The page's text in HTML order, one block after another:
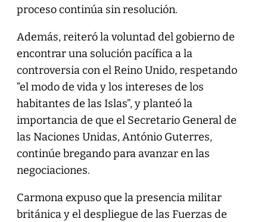
proceso continúa sin resolución.
Además, reiteró la voluntad del gobierno de
encontrar una solución pacífica a la
controversia con el Reino Unido, respetando
“el modo de vida y los intereses de los
habitantes de las Islas”, y planteó la
importancia de que el Secretario General de
las Naciones Unidas, António Guterres,
continúe bregando para avanzar en las
negociaciones.
Carmona expuso que la presencia militar
británica y el despliegue de las Fuerzas de